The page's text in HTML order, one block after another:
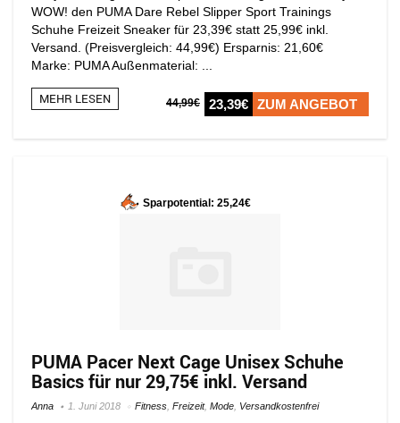
WOW! den PUMA Dare Rebel Slipper Sport Trainings
Schuhe Freizeit Sneaker für 23,39€ statt 25,99€ inkl.
Versand. (Preisvergleich: 44,99€) Ersparnis: 21,60€
Marke: PUMA Außenmaterial: ...
MEHR LESEN 44,99€ 23,39€ ZUM ANGEBOT
Sparpotential: 25,24€
PUMA Pacer Next Cage Unisex Schuhe
Basics für nur 29,75€ inkl. Versand
Anna 1. Juni 2018 Fitness Freizeit, Mode Versandkostenfrei